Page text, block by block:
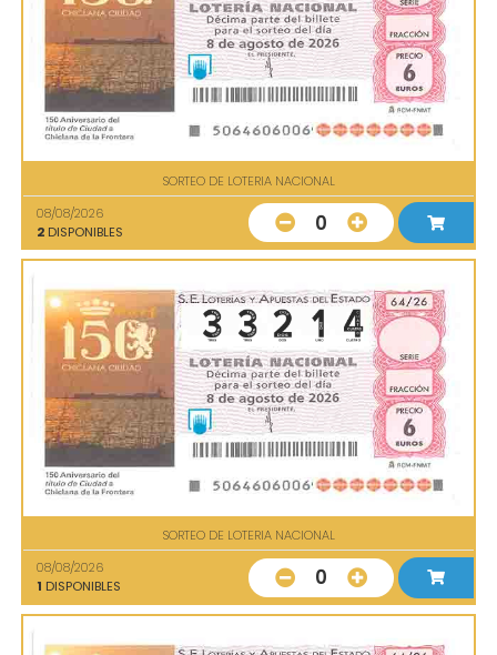
SORTEO DE LOTERIA NACIONAL
08/08/2026
2 DISPONIBLES 0
SORTEO DE LOTERIA NACIONAL
08/08/2026
1 DISPONIBLES 0